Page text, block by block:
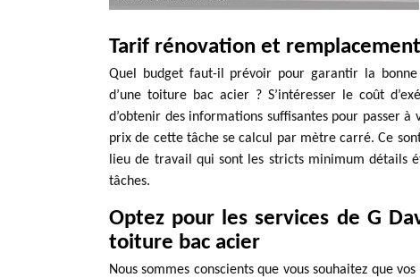
Tarif rénovation et
Quel budget faut-il prévoir pour garantir la
d’une toiture bac acier ? S’intéresser le coût
d’obtenir des informations suffisantes pour passer
prix de cette tâche se calcul par mètre carré. Ce
lieu de travail qui sont les stricts minimum détails
tâches.
Optez pour les services de G
toiture bac acier
Nous sommes conscients que vous souhaitez que